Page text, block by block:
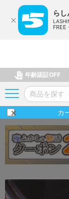
らし
年齢認証OFF
カ